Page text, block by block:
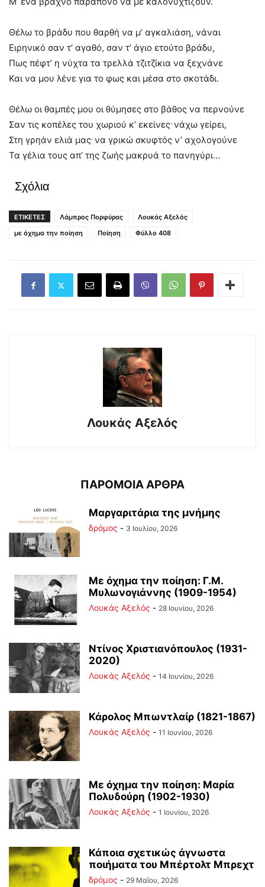
Θέλω το βράδυ που θαρθή να μ’ αγκαλιάση, νάναι
Ειρηνικό σαν τ’ αγαθό, σαν τ’ άγιο ετούτο βράδυ,
Πως πέφτ’ η νύχτα τα τρελλά τζιτζίκια να ξεχνάνε
Και να μου λένε για το φως και μέσα στο σκοτάδι.
Θέλω οι θαμπές μου οι θύμησες στο βάθος να περνούνε
Σαν τις κοπέλες του χωριού κ’ εκείνες. νάχω γείρει,
Στη γρηάν ελιά μας. να γρικώ σκυφτός ν’ αχολογούνε
Τα γέλια τους απ’ της ζωής μακρυά το πανηγύρι…
Σχόλια
ΕΤΙΚΕΤΕΣ Λάμπρος Πορφύρας
Λουκάς Αξελός
με όχημα την ποίηση
Ποίηση Φύλλο 408
Λουκάς Αξελός
ΠΑΡΟΜΟΙΑ ΑΡΘΡΑ
Μαργαριτάρια της μνήμης
δρόμος - 3 Ιουλίου, 2026
Με όχημα την ποίηση: Γ.Μ.
Μυλωνογιάννης (1909-1954)
Λουκάς Αξελός - 28 Ιουνίου, 2026
Ντίνος Χριστιανόπουλος (1931-
2020)
Λουκάς Αξελός - 14 Ιουνίου, 2026
Κάρολος Μπωντλαίρ (1821-1867)
Λουκάς Αξελός - 11 Ιουνίου, 2026
Με όχημα την ποίηση: Μαρία
Πολυδούρη (1902-1930)
Λουκάς Αξελός - 1 Ιουνίου, 2026
Κάποια σχετικώς άγνωστα
ποιήματα του Μπέρτολτ Μπρεχτ
δρόμος - 29 Μαΐου, 2026